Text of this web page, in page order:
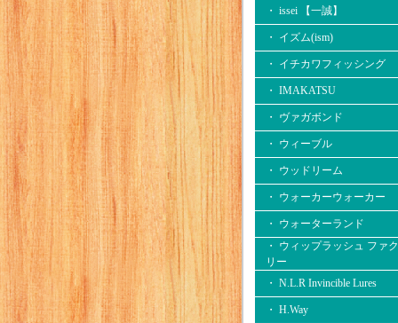
・ issei 【一誠】
・ イズム(ism)
・ イチカワフィッシング
・ IMAKATSU
・ ヴァガボンド
・ ウィーブル
・ ウッドリーム
・ ウォーカーウォーカー
・ ウォーターランド
・ ウィップラッシュ ファ
リー
・ N.L.R Invincible Lures
・ H.Way